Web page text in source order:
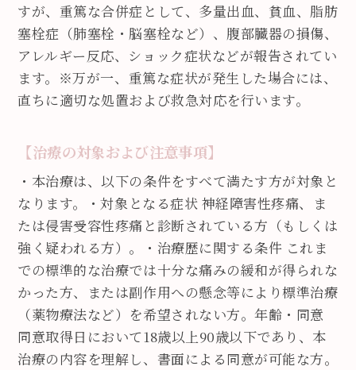
すが、重篤な合併症として、多量出血、貧血、脂肪
塞栓症（肺塞栓・脳塞栓など）、腹部臓器の損傷、
アレルギー反応、ショック症状などが報告されてい
ます。 ※万が一、重篤な症状が発生した場合には、
直ちに適切な処置および救急対応を行います。
【治療の対象および注意事項】
・本治療は、以下の条件をすべて満たす方が対象と
なります。
・対象となる症状 神経障害性疼痛、ま
たは侵害受容性疼痛と診断されている方（もしくは
強く疑われる方）。
・治療歴に関する条件 これま
での標準的な治療では十分な痛みの緩和が得られな
かった方、または副作用への懸念等により標準治療
（薬物療法など）を希望されない方。年齢・同意
同意取得日において18歳以上90歳以下であり、本
治療の内容を理解し、書面による同意が可能な方。